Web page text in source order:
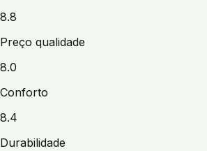
8.8
Preço qualidade
8.0
Conforto
8.4
Durabilidade